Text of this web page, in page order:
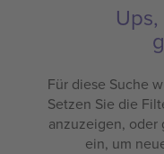
Für diese Suche
Setzen Sie die
anzuzeigen, oder
ein, um